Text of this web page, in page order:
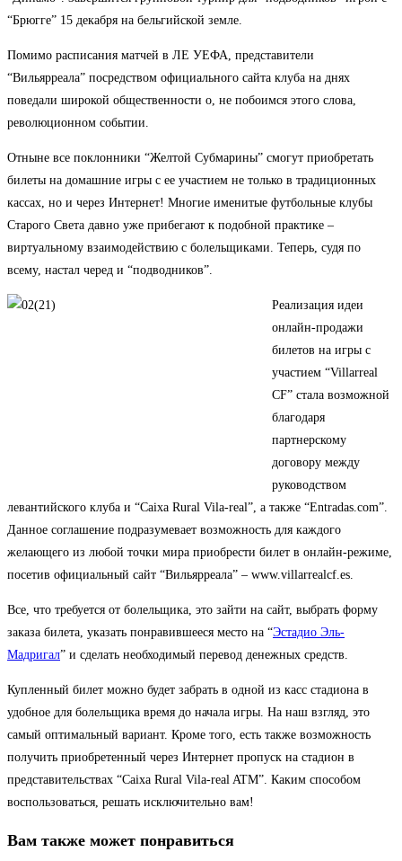
“Брюгге” 15 декабря на бельгийской земле.
Помимо расписания матчей в ЛЕ УЕФА, представители
“Вильярреала” посредством официального сайта клуба на днях
поведали широкой общественности о, не побоимся этого слова,
революционном событии.
Отныне все поклонники “Желтой Субмарины” смогут приобретать
билеты на домашние игры с ее участием не только в традиционных
кассах, но и через Интернет! Многие именитые футбольные клубы
Старого Света давно уже прибегают к подобной практике –
виртуальному взаимодействию с болельщиками. Теперь, судя по
всему, настал черед и “подводников”.
Реализация идеи
онлайн-продажи
билетов на игры с
участием “Villarreal
CF” стала возможной
благодаря
партнерскому
договору между
руководством
левантийского клуба и “Caixa Rural Vila-real”, а также “Entradas.com”.
Данное соглашение подразумевает возможность для каждого
желающего из любой точки мира приобрести билет в онлайн-режиме,
посетив официальный сайт “Вильярреала” – www.villarrealcf.es.
Все, что требуется от болельщика, это зайти на сайт, выбрать форму
заказа билета, указать понравившееся место на “Эстадио Эль-
Мадригал” и сделать необходимый перевод денежных средств.
Купленный билет можно будет забрать в одной из касс стадиона в
удобное для болельщика время до начала игры. На наш взгляд, это
самый оптимальный вариант. Кроме того, есть также возможность
получить приобретенный через Интернет пропуск на стадион в
представительствах “Caixa Rural Vila-real ATM”. Каким способом
воспользоваться, решать исключительно вам!
Вам также может понравиться